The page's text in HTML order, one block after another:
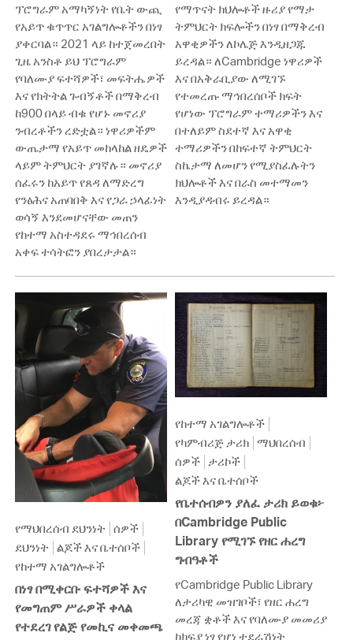
ፕሮግራም አማካኝነት የቤት ውጪ
የአይጥ ቁጥጥር አገልግሎቶችን በነፃ
ያቀርባል። 2021 ላይ ከተጀመረበት
ጊዜ አንስቶ ይህ ፕሮግራም
የባለሙያ ፍተሻዎች፣ መፍትሔዎች
እና የክትትል ጉብኝቶች በማቅረብ
ከ900 በላይ ብቁ የሆኑ መኖሪያ
ንብረቶችን ረድቷል። ነዋሪዎችም
ውጤታማ የአይጥ መከላከል ዘዴዎች
ላይም ትምህርት ያገኛሉ። መኖሪያ
ሰፈሩን ከአይጥ የጸዳ ለማድረግ
የንፅሕና አጠባበቅ እና የጋራ ኃላፊነት
ወሳኝ እንደመሆናቸው መጠን
የከተማ አስተዳደሩ ማኅበረሰብ
አቀፍ ተሳትፎን ያበረታታል።
የማጥናት ክህሎቶች ዙሪያ የማታ
ትምህርት ክፍሎችን በነፃ በማቅረብ
አዋቂዎችን ለኮሌጅ እንዲዘጋጁ
ይረዳል። ለCambridge ነዋሪዎች
እና በአቅራቢያው ለሚገኙ
የተመረጡ ማኅበረሰቦች ክፍት
የሆነው ፕሮግራም ተማሪዎችን እና
በተለይም ስደተኛ እና አዋቂ
ተማሪዎችን በከፍተኛ ትምህርት
ስኬታማ ለመሆን የሚያስፈሉትን
ክህሎቶች እና በራስ መተማመን
እንዲያዳብሩ ይረዳል።
የማህበረሰብ ደህንነት ሰዎች
ደህንነት ልጆች እና ቤተሰቦች
የከተማ አገልግሎቶች
በነፃ በሚቀርቡ ፍተሻዎች እና
የመግጠም ሥራዎች ቀላል
የተደረገ የልጅ የመኪና መቀመጫ
የከተማ አገልግሎቶች
የካምብሪጅ ታሪክ ማህበረሰብ
ሰዎች ታሪኮች
ልጆች እና ቤተሰቦች
የቤተሰብዎን ያለፈ ታሪክ ይወቁ፦
በCambridge Public
Library የሚገኙ የዘር ሐረግ
ግብዓቶች
የCambridge Public Library
ለታሪካዊ መዝገቦች፣ የዘር ሐረግ
መረጃ ቋቶች እና የባለሙያ መመሪያ
ከክፍያ ነፃ የሆነ ተደራሽነት